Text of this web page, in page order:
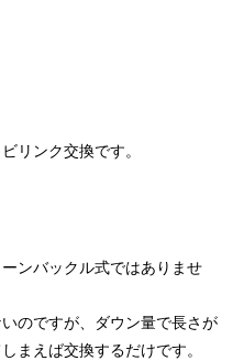
リンク交換です。
ンバックル式ではありませ
のですが、ダウン量で長さが
まえば交換するだけです。